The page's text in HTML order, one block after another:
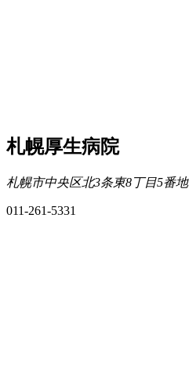
札幌厚生病院
札幌市中央区北3条東8丁目5番地
011-261-5331